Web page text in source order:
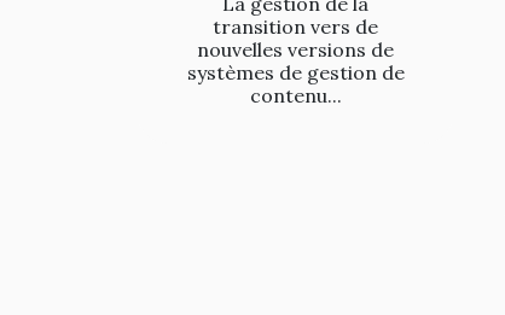
transition vers de
nouvelles versions de
systèmes de gestion de
contenu...